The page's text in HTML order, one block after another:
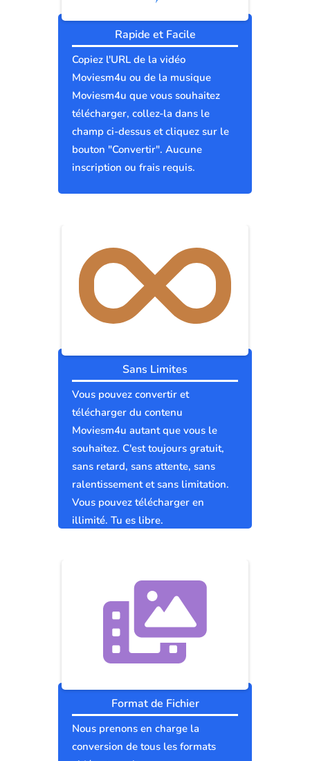
Rapide et Facile
Copiez l'URL de la vidéo
Moviesm4u ou de la musique
Moviesm4u que vous souhaitez
télécharger, collez-la dans le
champ ci-dessus et cliquez sur le
bouton "Convertir". Aucune
inscription ou frais requis.
Sans Limites
Vous pouvez convertir et
télécharger du contenu
Moviesm4u autant que vous le
souhaitez. C'est toujours gratuit,
sans retard, sans attente, sans
ralentissement et sans limitation.
Vous pouvez télécharger en
illimité. Tu es libre.
Format de Fichier
Nous prenons en charge la
conversion de tous les formats